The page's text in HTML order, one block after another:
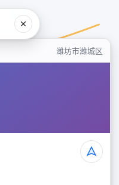
潍坊市潍城区